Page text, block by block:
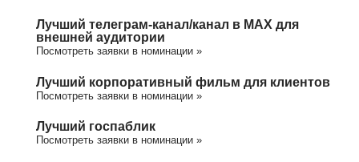
Лучший телеграм-канал/канал в МАХ для
внешней аудитории
Посмотреть заявки в номинации »
Лучший корпоративный фильм для клиентов
Посмотреть заявки в номинации »
Лучший госпаблик
Посмотреть заявки в номинации »